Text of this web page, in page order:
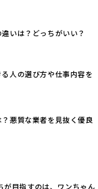
サイトが多く、実
くい点も課題で
載する情報が主で
からないため、営
スクが高まりま
にする「優良ブリ
えた独自の基準を
なチェックを行っ
犬の出産負担を考
に疲弊するケース
めに食事を減らし
れている一方で、
ちゃんの自然な姿
。
良く売れやすい」
、中には麻酔なし
イントを理解し、
な経験が欠かせま
ぞれに特有の健康
えやすく、ラブラ
いは？どっちがいい？
人の選び方や仕事内容を
悪質な業者を見抜く優良
目指すのは、ワンちゃん